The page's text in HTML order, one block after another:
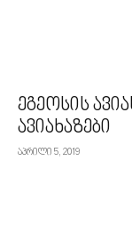
ეგეოსის
ავიახაზები
აპრილი 5, 2019